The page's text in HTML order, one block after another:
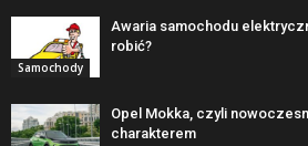
Samochody
Awaria samochodu
robić?
Opel Mokka, czyli
charakterem